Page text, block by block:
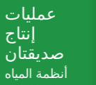
حافظة
منتجات
خضراء
نحن نقدم ورق